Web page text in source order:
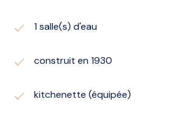
1 salle(s) d'eau
construit en 1930
kitchenette (équipée)